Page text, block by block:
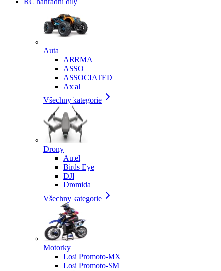
RC náhradní díly
Auta
ARRMA
ASSO
ASSOCIATED
Axial
Všechny kategorie
Drony
Autel
Birds Eye
DJI
Dromida
Všechny kategorie
Motorky
Losi Promoto-MX
Losi Promoto-SM